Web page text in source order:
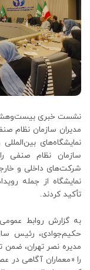
نشست خبری
مدیران سازمان نظام
نمایشگاه‌های
سازمان نظام صنفی
شرکت‌های داخلی و
نمایشگاه از جمله
تأکید کردند.
به گزارش روابط
حکیم‌جوادی، رئیس
مدیره نصر تهران، ضمن
را «معماران آگاهی در